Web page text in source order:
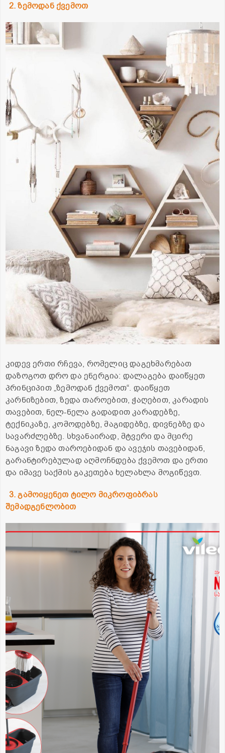
2. ზემოდან ქვემოთ
კიდევ ერთი რჩევა, რომელიც დაგეხმარებათ
დაზოგოთ დრო და ენერგია: დალაგება დაიწყეთ
პრინციპით „ზემოდან ქვემოთ“. დაიწყეთ
კარნიზებით, ზედა თაროებით, ჭაღებით, კარადის
თავებით, ნელ-ნელა გადადით კარადებზე,
ტექნიკაზე, კომოდებზე, მაგიდებზე, დივნებზე და
სავარძლებზე. სხვანაირად, მტვერი და მცირე
ნაგავი ზედა თაროებიდან და ავეჯის თავებიდან,
გარანტირებულად აღმოჩნდება ქვემოთ და ერთი
და იმავე საქმის გაკეთება ხელახლა მოგიწევთ.
3. გამოიყენეთ ტილო მიკროფიბრას
შემადგენლობით